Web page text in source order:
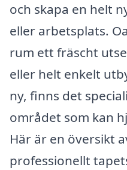
och skapa en helt
eller arbetsplats.
rum ett fräscht
eller helt enkelt
ny, finns det
området som kan
Här är en översikt
professionellt